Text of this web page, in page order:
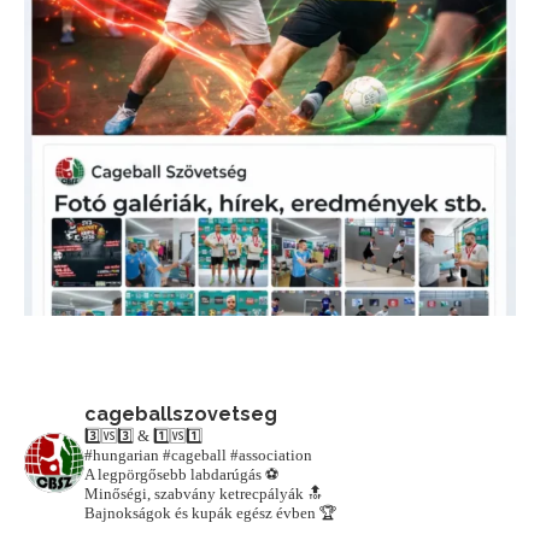
cageballszovetseg
3️⃣🆚3️⃣ & 1️⃣🆚1️⃣
#hungarian #cageball #association
A legpörgősebb labdarúgás ⚽️
Minőségi, szabvány ketrecpályák 🔝
Bajnokságok és kupák egész évben 🏆